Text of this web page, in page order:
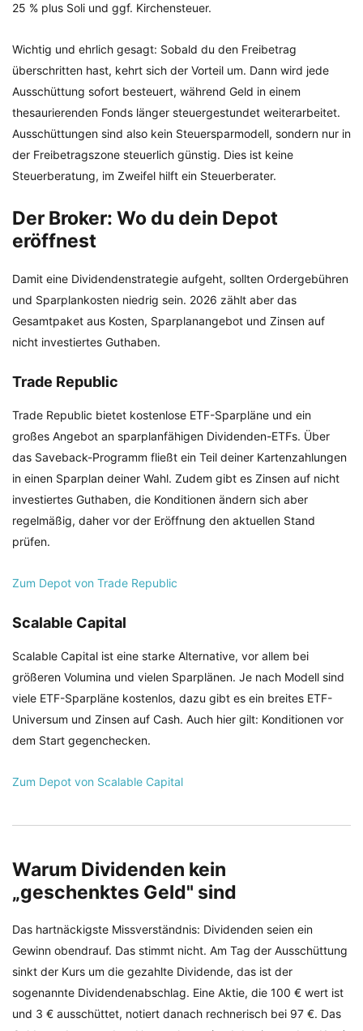
25 % plus Soli und ggf. Kirchensteuer.
Wichtig und ehrlich gesagt: Sobald du den Freibetrag
überschritten hast, kehrt sich der Vorteil um. Dann wird jede
Ausschüttung sofort besteuert, während Geld in einem
thesaurierenden Fonds länger steuergestundet weiterarbeitet.
Ausschüttungen sind also kein Steuersparmodell, sondern nur in
der Freibetragszone steuerlich günstig. Dies ist keine
Steuerberatung, im Zweifel hilft ein Steuerberater.
Der Broker: Wo du dein Depot
eröffnest
Damit eine Dividendenstrategie aufgeht, sollten Ordergebühren
und Sparplankosten niedrig sein. 2026 zählt aber das
Gesamtpaket aus Kosten, Sparplanangebot und Zinsen auf
nicht investiertes Guthaben.
Trade Republic
Trade Republic bietet kostenlose ETF-Sparpläne und ein
großes Angebot an sparplanfähigen Dividenden-ETFs. Über
das Saveback-Programm fließt ein Teil deiner Kartenzahlungen
in einen Sparplan deiner Wahl. Zudem gibt es Zinsen auf nicht
investiertes Guthaben, die Konditionen ändern sich aber
regelmäßig, daher vor der Eröffnung den aktuellen Stand
prüfen.
Zum Depot von Trade Republic
Scalable Capital
Scalable Capital ist eine starke Alternative, vor allem bei
größeren Volumina und vielen Sparplänen. Je nach Modell sind
viele ETF-Sparpläne kostenlos, dazu gibt es ein breites ETF-
Universum und Zinsen auf Cash. Auch hier gilt: Konditionen vor
dem Start gegenchecken.
Zum Depot von Scalable Capital
Warum Dividenden kein
„geschenktes Geld" sind
Das hartnäckigste Missverständnis: Dividenden seien ein
Gewinn obendrauf. Das stimmt nicht. Am Tag der Ausschüttung
sinkt der Kurs um die gezahlte Dividende, das ist der
sogenannte Dividendenabschlag. Eine Aktie, die 100 € wert ist
und 3 € ausschüttet, notiert danach rechnerisch bei 97 €. Das